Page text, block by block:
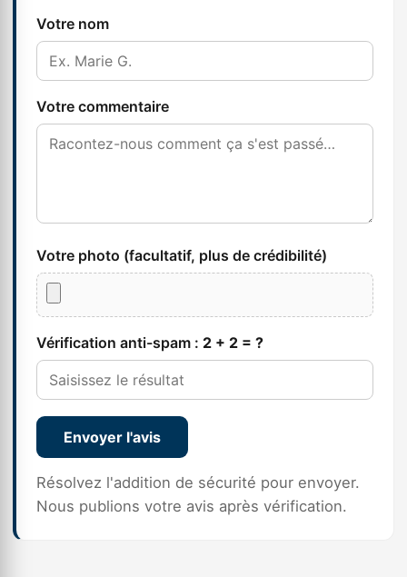
Votre nom
Votre commentaire
Votre photo (facultatif, plus de crédibilité)
Vérification anti-spam : 2 + 2 = ?
Envoyer l'avis
Résolvez l'addition de sécurité pour envoyer.
Nous publions votre avis après vérification.